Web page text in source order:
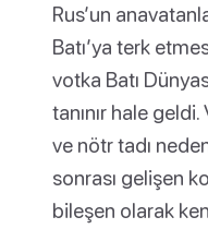
Rus’un
Batı’ya terk
votka Batı
tanınır hale
ve nötr tadı
sonrası gelişen
bileşen olarak